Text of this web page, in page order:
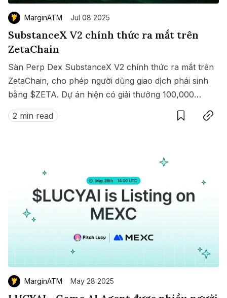
MarginATM Jul 08 2025
SubstanceX V2 chính thức ra mắt trên
ZetaChain
Sàn Perp Dex SubstanceX V2 chính thức ra mắt trên
ZetaChain, cho phép người dùng giao dịch phái sinh
bằng $ZETA. Dự án hiện có giải thưởng 100,000
$ZETA diễn ra từ 8 đến 15/07/2025.
2 min read
SaveCopy link
MarginATM May 28 2025